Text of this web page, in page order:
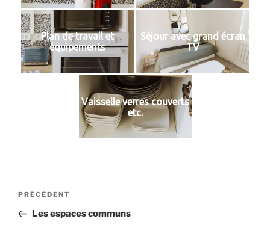
Plan de travail et
équipements
Séjour avec grand écran
TV
Vaisselle verres couverts
etc.
Navigation
l’article
Article
précédent
PRÉCÉDENT
Les espaces communs